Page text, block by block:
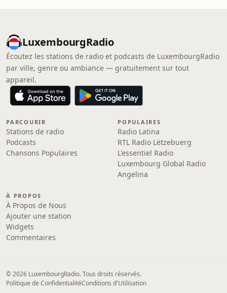
LuxembourgRadio
Écoutez les stations de radio et podcasts de LuxembourgRadio
par ville, genre ou ambiance — gratuitement sur tout
appareil.
PARCOURIR
Stations de radio
Podcasts
Chansons Populaires
POPULAIRES
Radio Latina
RTL Radio Lëtzebuerg
L'essentiel Radio
Luxembourg Global Radio
Angelina
À PROPOS
À Propos de Nous
Ajouter une station
Widgets
Commentaires
© 2026 LuxembourgRadio. Tous droits réservés.
Politique de ConfidentialitéConditions d'Utilisation